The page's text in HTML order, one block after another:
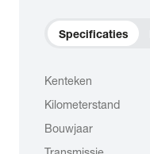
Specificaties
Kenteken
Kilometerstand
Bouwjaar